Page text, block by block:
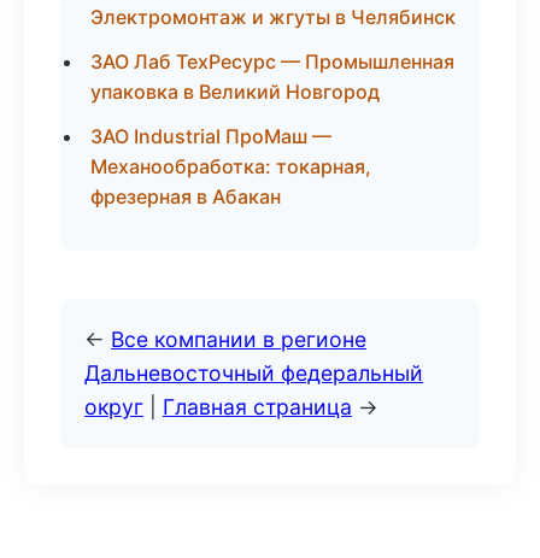
Электромонтаж и жгуты в Челябинск
ЗАО Лаб ТехРесурс — Промышленная
упаковка в Великий Новгород
ЗАО Industrial ПроМаш —
Механообработка: токарная,
фрезерная в Абакан
← Все компании в регионе
Дальневосточный федеральный
округ
Главная страница →